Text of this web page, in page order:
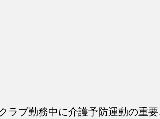
ラブ勤務中に介護予防運動の重